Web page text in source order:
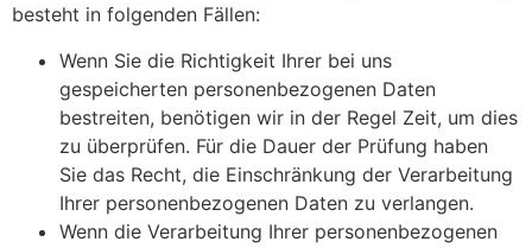
besteht in folgenden Fällen:
Wenn Sie die Richtigkeit Ihrer bei uns
gespeicherten personenbezogenen Daten
bestreiten, benötigen wir in der Regel Zeit, um dies
zu überprüfen. Für die Dauer der Prüfung haben
Sie das Recht, die Einschränkung der Verarbeitung
Ihrer personenbezogenen Daten zu verlangen.
Wenn die Verarbeitung Ihrer personenbezogenen